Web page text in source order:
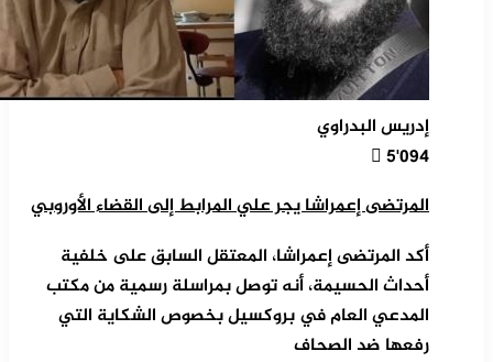
إدريس البدراوي
5٬094
المرتضى إعمراشا يجر علي المرابط إلى القضاء الأوروبي
أكد المرتضى إعمراشا، المعتقل السابق على خلفية
أحداث الحسيمة، أنه توصل بمراسلة رسمية من مكتب
المدعي العام في بروكسيل بخصوص الشكاية التي
رفعها ضد الصحاف